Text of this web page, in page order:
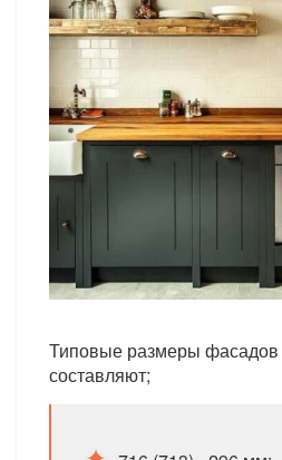
Типовые размеры фасадов
составляют;